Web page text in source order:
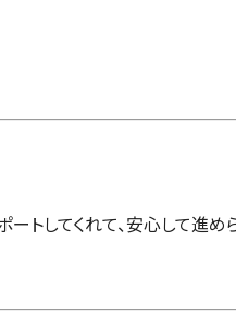
トしてくれて、安心して進め